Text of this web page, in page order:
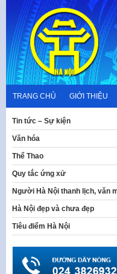
content
TRANG CHỦ GIỚI THIỆU
Tin tức – Sự kiện
Văn hóa
Thể Thao
Quy tắc ứng xử
Người Hà Nội thanh lịch, văn
Hà Nội đẹp và chưa đẹp
Tiêu điểm Hà Nội